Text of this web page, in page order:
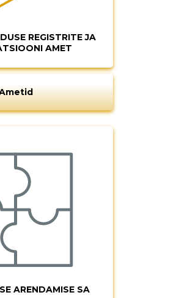
REGISTRITE JA
AMET
ARENDAMISE SA